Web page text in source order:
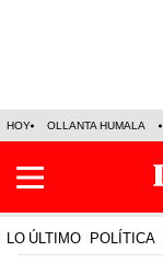
HOY OLLANTA HUMALA
LO ÚLTIMO POLÍTICA